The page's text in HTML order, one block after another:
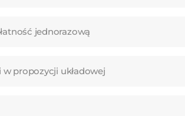
jednorazową
propozycji układowej